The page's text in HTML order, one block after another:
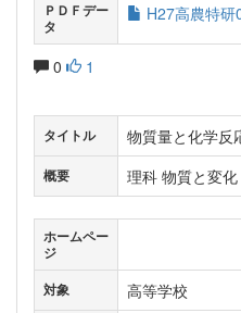
ＰＤＦデー
タ
H27高農特研
0 1
タイトル 物質量と化学反
概要 理科 物質と変
ホームペー
ジ
対象
高等学校